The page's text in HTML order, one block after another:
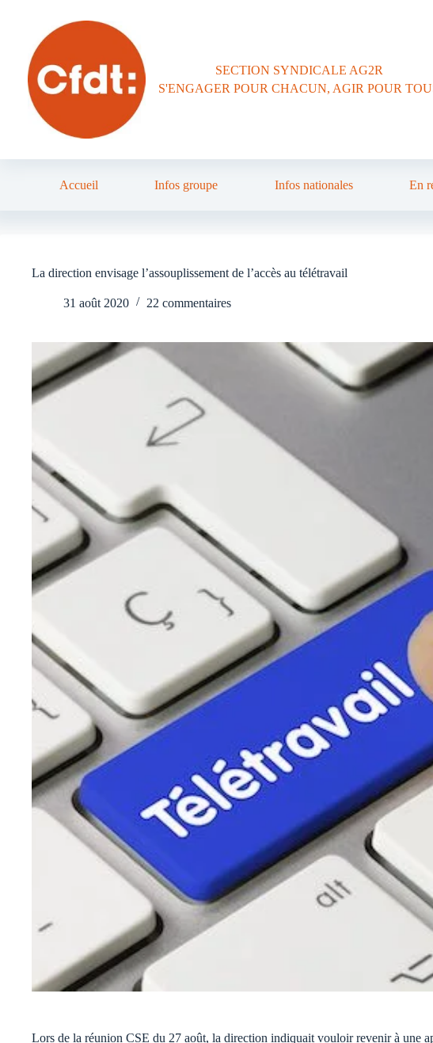
SECTION SYNDICALE AG2R
S'ENGAGER POUR CHACUN, AGIR POUR
Accueil Infos groupe Infos nationales En
La direction envisage l’assouplissement de l’accès au télétravail
31 août 2020 22 commentaires
Lors de la réunion CSE du 27 août, la direction indiquait vouloir revenir à une